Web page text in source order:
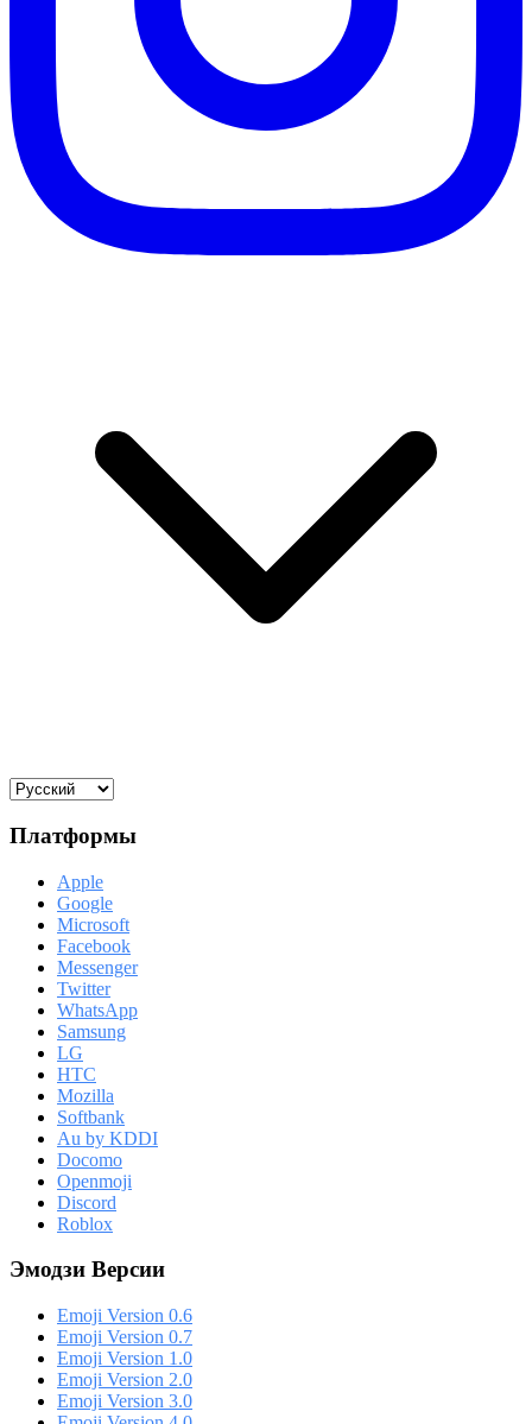
Платформы
Apple
Google
Microsoft
Facebook
Messenger
Twitter
WhatsApp
Samsung
LG
HTC
Mozilla
Softbank
Au by KDDI
Docomo
Openmoji
Discord
Roblox
Эмодзи Версии
Emoji Version 0.6
Emoji Version 0.7
Emoji Version 1.0
Emoji Version 2.0
Emoji Version 3.0